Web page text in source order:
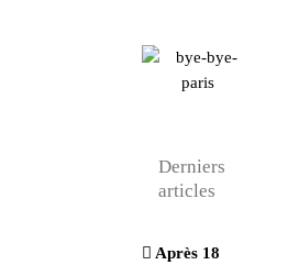
Derniers
articles
Après 18